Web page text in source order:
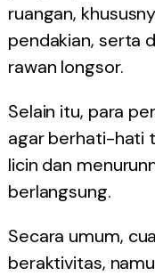
ruangan,
pendakian, serta
rawan longsor.
Selain itu, para
agar berhati-hati
licin dan
berlangsung.
Secara umum,
beraktivitas,